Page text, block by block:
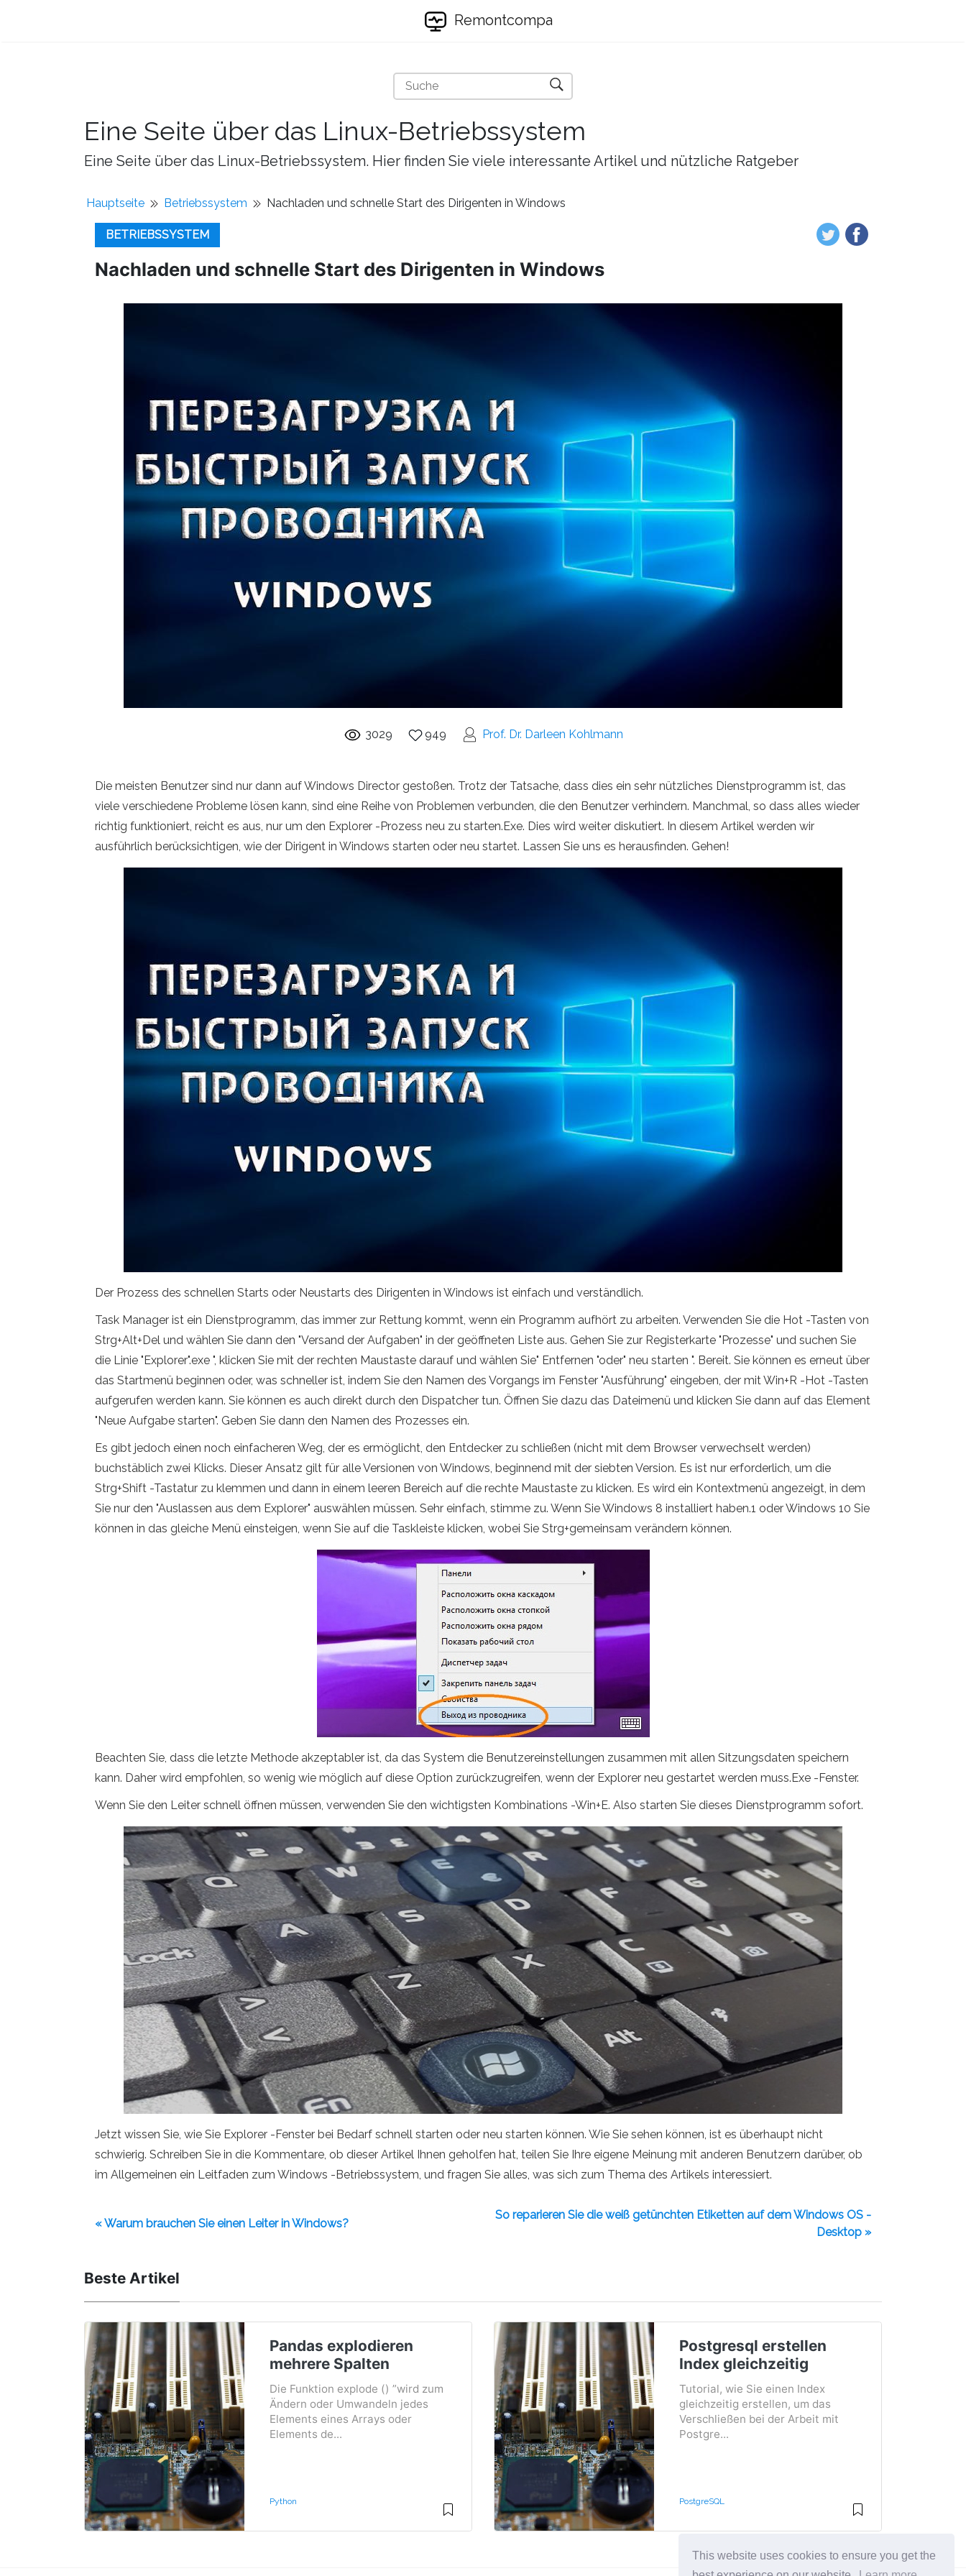
This website uses cookies to ensure you get the
Remontcompa
Eine Seite über das Linux-Betriebssystem
Eine Seite über das Linux-Betriebssystem. Hier finden Sie viele interessante Artikel und nützliche Ratgeber
Hauptseite Betriebssystem Nachladen und schnelle Start des Dirigenten in Windows
BETRIEBSSYSTEM
Nachladen und schnelle Start des Dirigenten in Windows
3029 949 Prof. Dr. Darleen Kohlmann
Die meisten Benutzer sind nur dann auf Windows Director gestoßen. Trotz der Tatsache, dass dies ein sehr nützliches Dienstprogramm ist, das
viele verschiedene Probleme lösen kann, sind eine Reihe von Problemen verbunden, die den Benutzer verhindern. Manchmal, so dass alles wieder
richtig funktioniert, reicht es aus, nur um den Explorer -Prozess neu zu starten.Exe. Dies wird weiter diskutiert. In diesem Artikel werden wir
ausführlich berücksichtigen, wie der Dirigent in Windows starten oder neu startet. Lassen Sie uns es herausfinden. Gehen!
Der Prozess des schnellen Starts oder Neustarts des Dirigenten in Windows ist einfach und verständlich.
Task Manager ist ein Dienstprogramm, das immer zur Rettung kommt, wenn ein Programm aufhört zu arbeiten. Verwenden Sie die Hot -Tasten von
Strg+Alt+Del und wählen Sie dann den "Versand der Aufgaben" in der geöffneten Liste aus. Gehen Sie zur Registerkarte "Prozesse" und suchen Sie
die Linie "Explorer".exe ", klicken Sie mit der rechten Maustaste darauf und wählen Sie" Entfernen "oder" neu starten ". Bereit. Sie können es erneut über
das Startmenü beginnen oder, was schneller ist, indem Sie den Namen des Vorgangs im Fenster "Ausführung" eingeben, der mit Win+R -Hot -Tasten
aufgerufen werden kann. Sie können es auch direkt durch den Dispatcher tun. Öffnen Sie dazu das Dateimenü und klicken Sie dann auf das Element
"Neue Aufgabe starten". Geben Sie dann den Namen des Prozesses ein.
Es gibt jedoch einen noch einfacheren Weg, der es ermöglicht, den Entdecker zu schließen (nicht mit dem Browser verwechselt werden)
buchstäblich zwei Klicks. Dieser Ansatz gilt für alle Versionen von Windows, beginnend mit der siebten Version. Es ist nur erforderlich, um die
Strg+Shift -Tastatur zu klemmen und dann in einem leeren Bereich auf die rechte Maustaste zu klicken. Es wird ein Kontextmenü angezeigt, in dem
Sie nur den "Auslassen aus dem Explorer" auswählen müssen. Sehr einfach, stimme zu. Wenn Sie Windows 8 installiert haben.1 oder Windows 10 Sie
können in das gleiche Menü einsteigen, wenn Sie auf die Taskleiste klicken, wobei Sie Strg+gemeinsam verändern können.
Beachten Sie, dass die letzte Methode akzeptabler ist, da das System die Benutzereinstellungen zusammen mit allen Sitzungsdaten speichern
kann. Daher wird empfohlen, so wenig wie möglich auf diese Option zurückzugreifen, wenn der Explorer neu gestartet werden muss.Exe -Fenster.
Wenn Sie den Leiter schnell öffnen müssen, verwenden Sie den wichtigsten Kombinations -Win+E. Also starten Sie dieses Dienstprogramm sofort.
Jetzt wissen Sie, wie Sie Explorer -Fenster bei Bedarf schnell starten oder neu starten können. Wie Sie sehen können, ist es überhaupt nicht
schwierig. Schreiben Sie in die Kommentare, ob dieser Artikel Ihnen geholfen hat, teilen Sie Ihre eigene Meinung mit anderen Benutzern darüber, ob
im Allgemeinen ein Leitfaden zum Windows -Betriebssystem, und fragen Sie alles, was sich zum Thema des Artikels interessiert.
« Warum brauchen Sie einen Leiter in Windows?
So reparieren Sie die weiß getünchten Etiketten auf dem Windows OS -
Desktop »
Beste Artikel
Pandas explodieren
mehrere Spalten
Die Funktion explode () ”wird zum
Ändern oder Umwandeln jedes
Elements eines Arrays oder
Elements de...
Python
Postgresql erstellen
Index gleichzeitig
Tutorial, wie Sie einen Index
gleichzeitig erstellen, um das
Verschließen bei der Arbeit mit
Postgre...
PostgreSQL